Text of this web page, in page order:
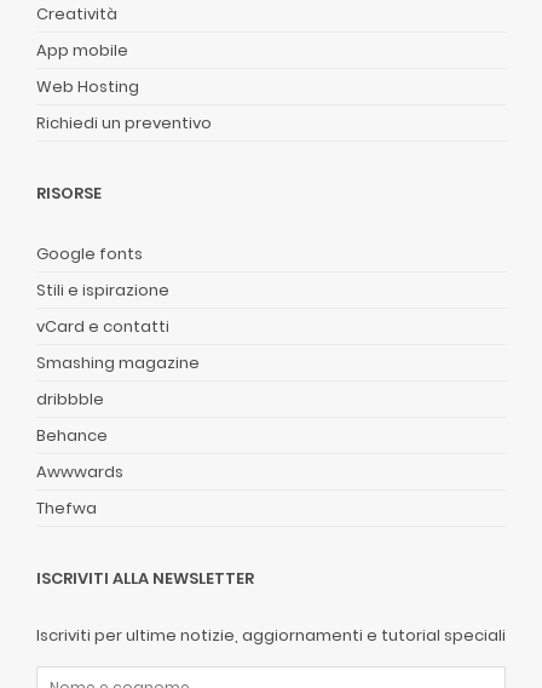
Creatività
App mobile
Web Hosting
Richiedi un preventivo
RISORSE
Google fonts
Stili e ispirazione
vCard e contatti
Smashing magazine
dribbble
Behance
Awwwards
Thefwa
ISCRIVITI ALLA NEWSLETTER
Iscriviti per ultime notizie, aggiornamenti e tutorial speciali